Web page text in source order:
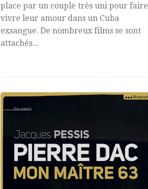
place par un couple très uni pour faire
vivre leur amour dans un Cuba
exsangue. De nombreux films se sont
attachés...